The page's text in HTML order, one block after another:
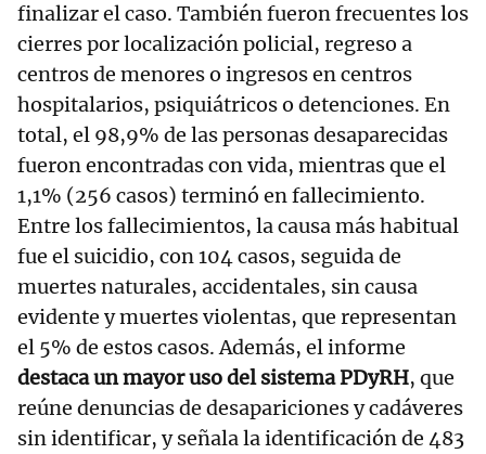
finalizar el caso. También fueron frecuentes los
cierres por localización policial, regreso a
centros de menores o ingresos en centros
hospitalarios, psiquiátricos o detenciones. En
total, el 98,9% de las personas desaparecidas
fueron encontradas con vida, mientras que el
1,1% (256 casos) terminó en fallecimiento.
Entre los fallecimientos, la causa más habitual
fue el suicidio, con 104 casos, seguida de
muertes naturales, accidentales, sin causa
evidente y muertes violentas, que representan
el 5% de estos casos. Además, el informe
destaca un mayor uso del sistema PDyRH, que
reúne denuncias de desapariciones y cadáveres
sin identificar, y señala la identificación de 483